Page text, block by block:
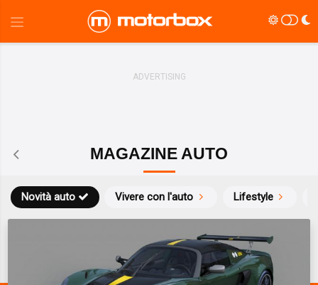
MAGAZINE AUTO
Novità auto Vivere con l'auto Lifestyle